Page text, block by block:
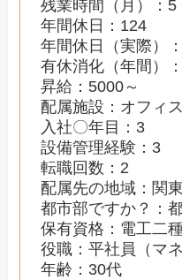
残業時間（月）：5
年間休日：124
年間休日（実際）
有休消化（年間）
昇給：5000～
配属施設：オフィ
入社〇年目：3
設備管理経験：3
転職回数：2
配属先の地域：関東
都市部ですか？：
保有資格：電工二
役職：平社員（マ
年齢：30代